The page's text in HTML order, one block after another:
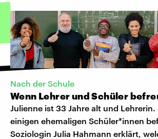
Nach der Schule
Wenn Lehrer und Schüler
Julienne ist 33 Jahre alt und Lehrerin.
einigen ehemaligen Schüler*innen
Soziologin Julia Hahmann erklärt,